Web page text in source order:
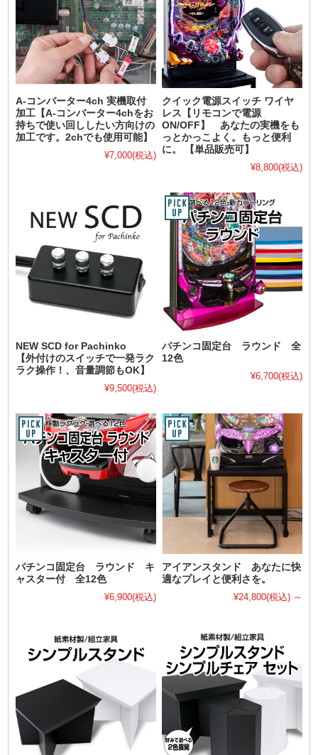
A-コンバーター4ch 実機取付
加工【A-コンバーター4chをお
持ちで使い回ししたい方向けの
加工です。2chでも使用可能】
¥7,000(税込)
クイック電源スイッチ ワイヤ
レス【リモコンで電源
ON/OFF】 あなたの実機をも
っとかっこよく。もっと便利
に。 【単品販売可】
¥8,800(税込)
NEW SCD for Pachinko
【外付けのスイッチで一発ラク
ラク操作！、音量調節もOK】
¥9,500(税込)
パチンコ固定台 ラウンド 全
12色
¥6,700(税込)
パチンコ固定台 ラウンド キ
ャスター付 全12色
¥6,900(税込)
アイアンスタンド あなたに快
適なプレイと便利さを。
¥24,800(税込) ～